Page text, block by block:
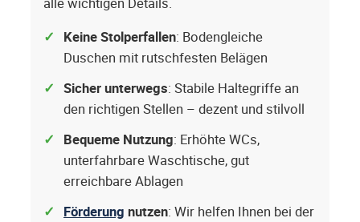
Keine Stolperfallen: Bodengleiche
Duschen mit rutschfesten Belägen
Sicher unterwegs: Stabile Haltegriffe an
den richtigen Stellen – dezent und stilvoll
Bequeme Nutzung: Erhöhte WCs,
unterfahrbare Waschtische, gut
erreichbare Ablagen
Förderung nutzen: Wir helfen Ihnen bei der